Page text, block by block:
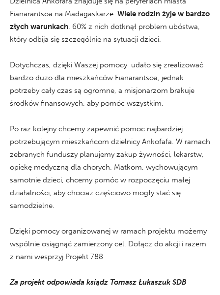
Fianarantsoa na Madagaskarze. Wiele rodzin żyje w bardzo
złych warunkach. 60% z nich dotknął problem ubóstwa,
który odbija się szczególnie na sytuacji dzieci.
Dotychczas, dzięki Waszej pomocy udało się zrealizować
bardzo dużo dla mieszkańców Fianarantsoa, jednak
potrzeby cały czas są ogromne, a misjonarzom brakuje
środków finansowych, aby pomóc wszystkim.
Po raz kolejny chcemy zapewnić pomoc najbardziej
potrzebującym mieszkańcom dzielnicy Ankofafa. W ramach
zebranych funduszy planujemy zakup żywności, lekarstw,
opiekę medyczną dla chorych. Matkom, wychowującym
samotnie dzieci, chcemy pomóc w rozpoczęciu małej
działalności, aby chociaż częściowo mogły stać się
samodzielne.
Dzięki pomocy organizowanej w ramach projektu możemy
wspólnie osiągnąć zamierzony cel. Dołącz do akcji i razem
z nami wesprzyj Projekt 788
Za projekt odpowiada ksiądz Tomasz Łukaszuk SDB